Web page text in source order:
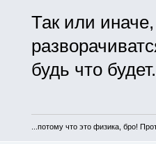
Так или
будь что
...потому что это физика, бро!